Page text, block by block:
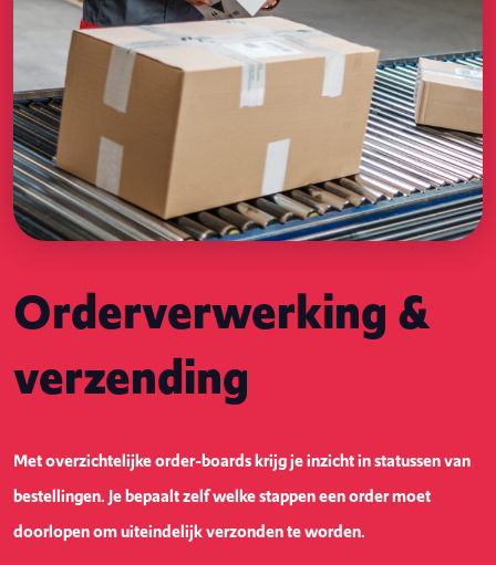
Orderverwerking &
verzending
Met overzichtelijke order-boards krijg je inzicht in statussen van
bestellingen. Je bepaalt zelf welke stappen een order moet
doorlopen om uiteindelijk verzonden te worden.